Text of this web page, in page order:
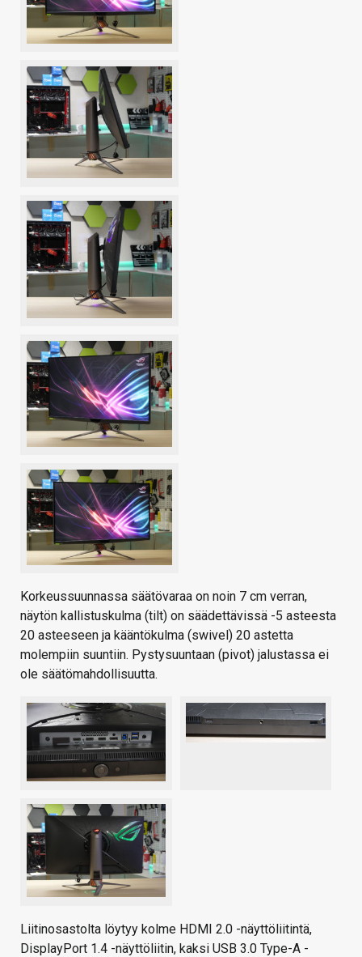
Korkeussuunnassa säätövaraa on noin 7 cm verran,
näytön kallistuskulma (tilt) on säädettävissä -5 asteesta
20 asteeseen ja kääntökulma (swivel) 20 astetta
molempiin suuntiin. Pystysuuntaan (pivot) jalustassa ei
ole säätömahdollisuutta.
Liitinosastolta löytyy kolme HDMI 2.0 -näyttöliitintä,
DisplayPort 1.4 -näyttöliitin, kaksi USB 3.0 Type-A -